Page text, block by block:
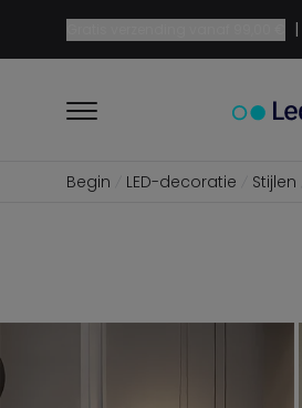
|
Begin LED-decoratie Stijlen